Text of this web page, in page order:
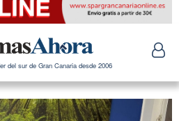
del sur de Gran Canaria desde 2006